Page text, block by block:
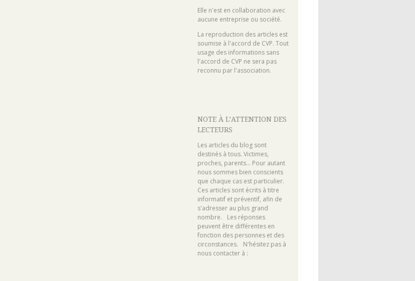
Elle n'est en collaboration avec
aucune entreprise ou société.
La reproduction des articles est
soumise à l'accord de CVP. Tout
usage des informations sans
l'accord de CVP ne sera pas
reconnu par l'association.
NOTE À L’ATTENTION DES
LECTEURS
Les articles du blog sont
destinés à tous. Victimes,
proches, parents... Pour autant
nous sommes bien conscients
que chaque cas est particulier.
Ces articles sont écrits à titre
informatif et préventif, afin de
s'adresser au plus grand
nombre. Les réponses
peuvent être différentes en
fonction des personnes et des
circonstances. N'hésitez pas à
nous contacter à :